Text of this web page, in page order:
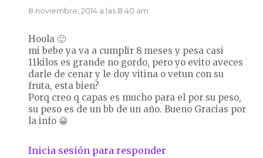
comentarios
8 noviembre, 2014 a las 8:40 am
Hoola 🙂
mi bebe ya va a cumplir 8 meses y pesa casi
11kilos es grande no gordo, pero yo evito aveces
darle de cenar y le doy vitina o vetun con su
fruta, esta bien?
Porq creo q capas es mucho para el por su peso,
su peso es de un bb de un año. Bueno Gracias por
la info 😀
Inicia sesión para responder